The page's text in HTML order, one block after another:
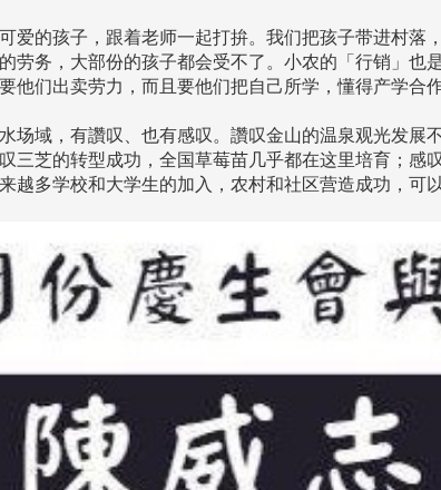
爱的孩子，跟着老师一起打拚。我们把孩子带进村落
劳务，大部份的孩子都会受不了。小农的「行销」也
他们出卖劳力，而且要他们把自己所学，懂得产学合作
场域，有讚叹、也有感叹。讚叹金山的温泉观光发展
三芝的转型成功，全国草莓苗几乎都在这里培育；
越多学校和大学生的加入，农村和社区营造成功，可